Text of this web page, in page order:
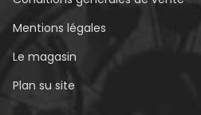
Mentions légales
Le magasin
Plan su site